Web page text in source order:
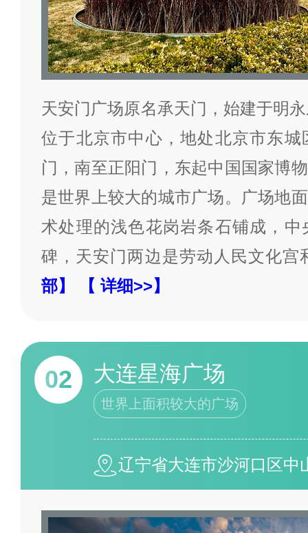
天安门广场原名承天门，始建于明
位于北京市中心，地处北京市东
门，南至正阳门，东起中国国家博
是世界上较大的城市广场。广场地
术处理的浅色花岗岩条石铺成，
碑，天安门两边是劳动人民文化宫
部】
【 详细>>】
02 大连星海广场
世界上面积较大的广场
辽宁省大连市沙河口区中